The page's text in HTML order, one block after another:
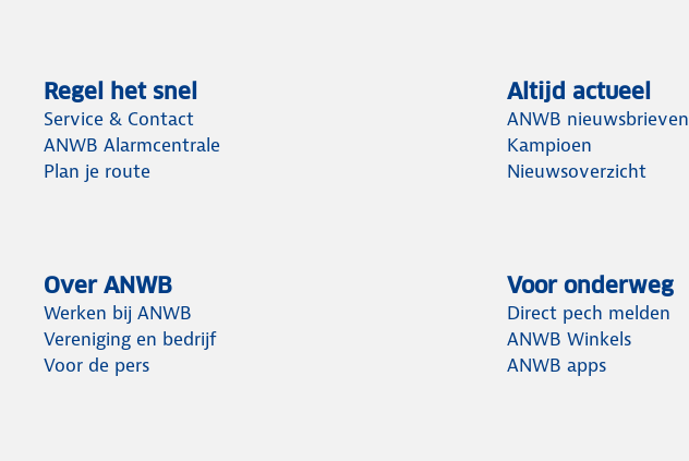
Regel het snel
Service & Contact
ANWB Alarmcentrale
Plan je route
Altijd actueel
ANWB nieuwsbrieven
Kampioen
Nieuwsoverzicht
Over ANWB
Werken bij ANWB
Vereniging en bedrijf
Voor de pers
Voor onderweg
Direct pech melden
ANWB Winkels
ANWB apps